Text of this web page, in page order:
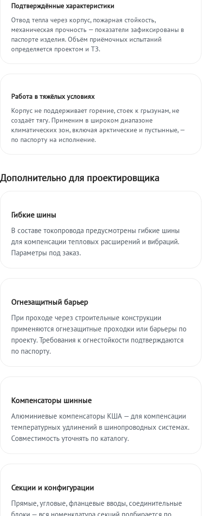
Подтверждённые характеристики
Отвод тепла через корпус, пожарная стойкость,
механическая прочность — показатели зафиксированы в
паспорте изделия. Объём приёмочных испытаний
определяется проектом и ТЗ.
Работа в тяжёлых условиях
Корпус не поддерживает горение, стоек к грызунам, не
создаёт тягу. Применим в широком диапазоне
климатических зон, включая арктические и пустынные, —
по паспорту на исполнение.
Дополнительно для проектировщика
Гибкие шины
В составе токопровода предусмотрены гибкие шины
для компенсации тепловых расширений и вибраций.
Параметры под заказ.
Огнезащитный барьер
При проходе через строительные конструкции
применяются огнезащитные проходки или барьеры по
проекту. Требования к огнестойкости подтверждаются
по паспорту.
Компенсаторы шинные
Алюминиевые компенсаторы КША — для компенсации
температурных удлинений в шинопроводных системах.
Совместимость уточнять по каталогу.
Секции и конфигурации
Прямые, угловые, фланцевые вводы, соединительные